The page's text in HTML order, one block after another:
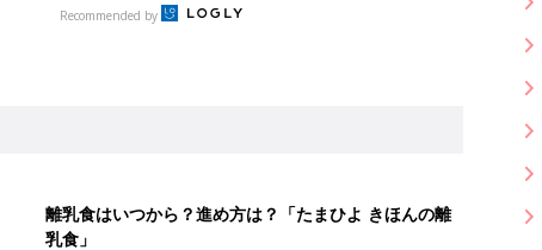
Recommended by
離乳食はいつから？進め方は？「たまひよ きほんの離
乳食」